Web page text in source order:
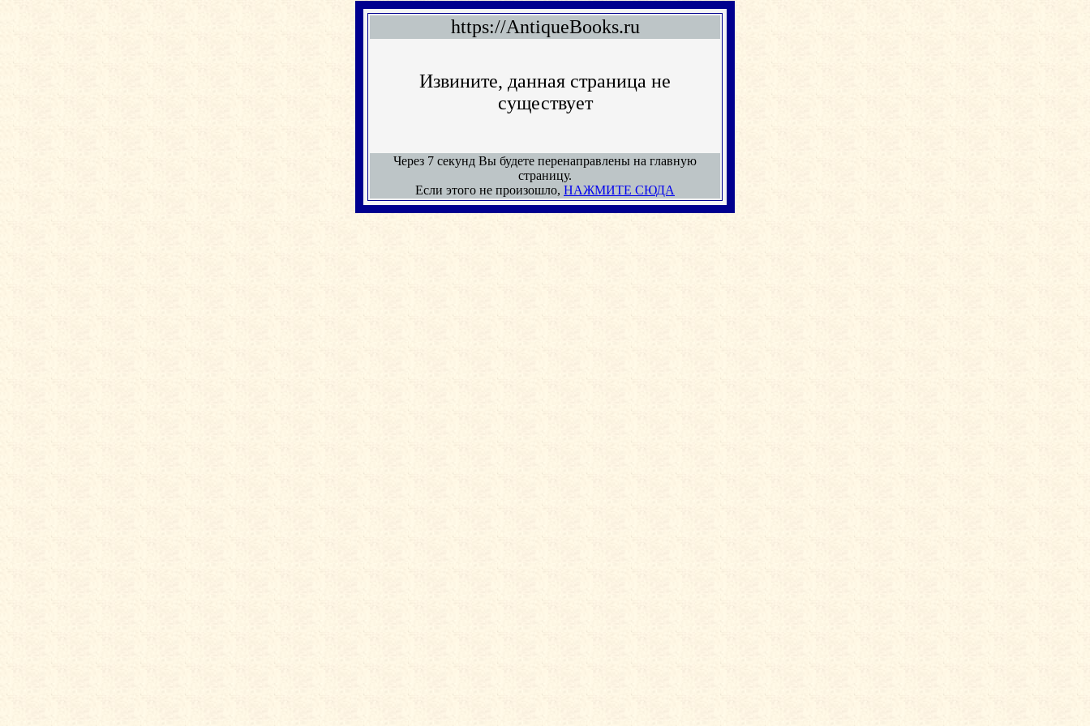
https://AntiqueBooks.ru
Извините, данная страница не
существует
Через 7 секунд Вы будете перенаправлены на главную
страницу.
Если этого не произошло, НАЖМИТЕ СЮДА